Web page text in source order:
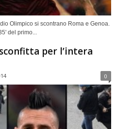
Olimpico si scontrano Roma e Genoa.
del primo...
per l’intera
0